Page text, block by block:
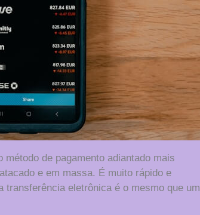
de pagamento adiantado mais
e em massa. É muito rápido e
transferência eletrônica é o mesmo que um